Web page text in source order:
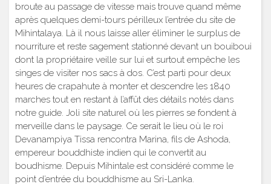
broute au passage de vitesse mais trouve quand même
après quelques demi-tours périlleux l’entrée du site de
Mihintalaya. Là il nous laisse aller éliminer le surplus de
nourriture et reste sagement stationné devant un bouiboui
dont la propriétaire veille sur lui et surtout empêche les
singes de visiter nos sacs à dos. C’est parti pour deux
heures de crapahute à monter et descendre les 1840
marches tout en restant à l’affût des détails notés dans
notre guide. Joli site naturel où les pierres se fondent à
merveille dans le paysage. Ce serait le lieu où le roi
Devanampiya Tissa rencontra Marina, fils de Ashoda,
empereur bouddhiste indien qui le convertit au
boudhisme. Depuis Mihintale est considéré comme le
point d’entrée du bouddhisme au Sri-Lanka.